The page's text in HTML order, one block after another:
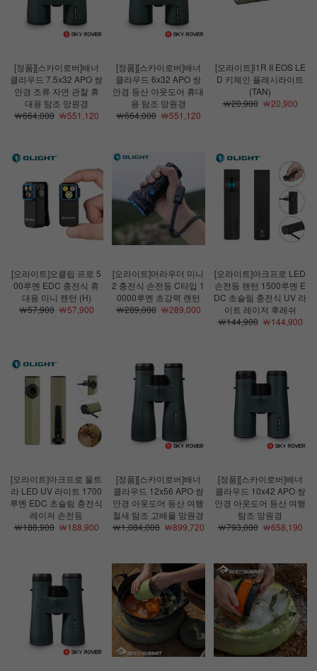
[정품][스카이로버]배너
클라우드 7.5x32 APO 쌍
안경 조류 자연 관찰 휴
대용 탐조 망원경
￦664,000￦551,120
[정품][스카이로버]배너
클라우드 6x32 APO 쌍
안경 등산 아웃도어 휴대
용 탐조 망원경
￦664,000￦551,120
[오라이트]i1R II EOS LE
D 키체인 플래시라이트
(TAN)
￦20,900￦20,900
[오라이트]오클립 프로 5
00루멘 EDC 충전식 휴
대용 미니 랜턴 (H)
￦57,900￦57,900
[오라이트]머라우더 미니
2 충전식 손전등 C타입 1
0000루멘 초강력 랜턴
￦289,000￦289,000
[오라이트]아크프로 LED
손전등 랜턴 1500루멘 E
DC 초슬림 충전식 UV 라
이트 레이저 후레쉬
￦144,900￦144,900
[오라이트]아크프로 울트
라 LED UV 라이트 1700
루멘 EDC 초슬림 충전식
레이저 손전등
￦188,900￦188,900
[정품][스카이로버]배너
클라우드 12x56 APO 쌍
안경 아웃도어 등산 여행
철새 탐조 고배율 망원경
￦1,084,000￦899,720
[정품][스카이로버]배너
클라우드 10x42 APO 쌍
안경 아웃도어 등산 여행
탐조 망원경
￦793,000￦658,190